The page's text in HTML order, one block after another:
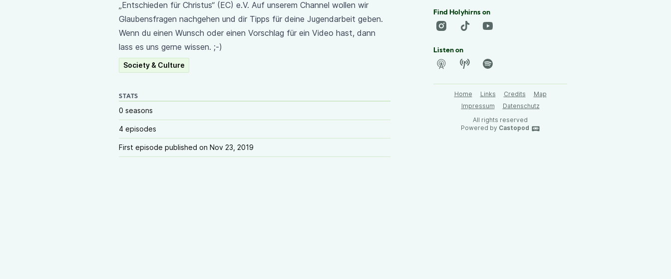
„Entschieden für Christus“ (EC) e.V. Auf unserem Channel wollen wir
Glaubensfragen nachgehen und dir Tipps für deine Jugendarbeit geben.
Wenn du einen Wunsch oder einen Vorschlag für ein Video hast, dann
lass es uns gerne wissen. ;-)
Society & Culture
STATS
0 seasons
4 episodes
First episode published on Nov 23, 2019
Find Holyhirns on
Listen on
Home Links Credits
Map
Impressum
Datenschutz
All rights reserved
Powered by Castopod